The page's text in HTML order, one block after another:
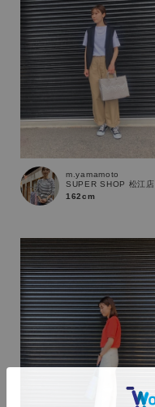
m.yamamoto
SUPER SHOP 松江店
162cm